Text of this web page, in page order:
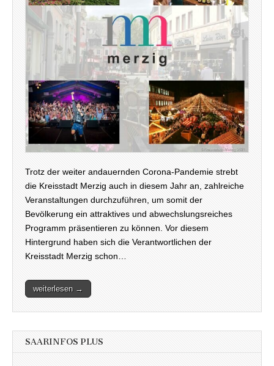
Trotz der weiter andauernden Corona-Pandemie strebt
die Kreisstadt Merzig auch in diesem Jahr an, zahlreiche
Veranstaltungen durchzuführen, um somit der
Bevölkerung ein attraktives und abwechslungsreiches
Programm präsentieren zu können. Vor diesem
Hintergrund haben sich die Verantwortlichen der
Kreisstadt Merzig schon…
weiterlesen →
SAARINFOS PLUS